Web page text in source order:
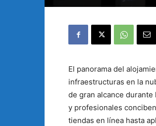
El panorama del
infraestructuras en la
de gran alcance
y profesionales
tiendas en línea hasta